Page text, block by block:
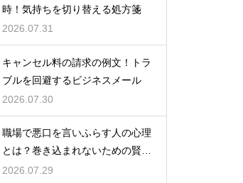
時！気持ちを切り替える処方箋
2026.07.31
キャンセル料の請求の例文！トラ
ブルを回避するビジネスメール
2026.07.30
職場で悪口を言いふらす人の心理
とは？巻き込まれないための賢い
対処法
2026.07.29